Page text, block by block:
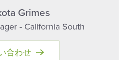
Grimes
- California South
合わせ